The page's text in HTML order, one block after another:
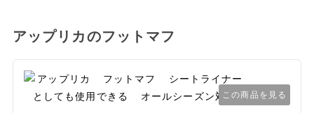
アップリカのフットマフ
この商品を見る